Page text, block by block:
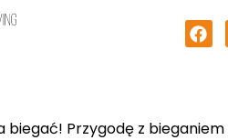
Przygodę z bieganiem